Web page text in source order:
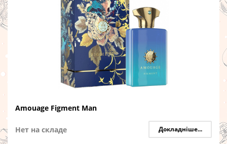
Amouage Figment Man
Нет на складе Докладніше...